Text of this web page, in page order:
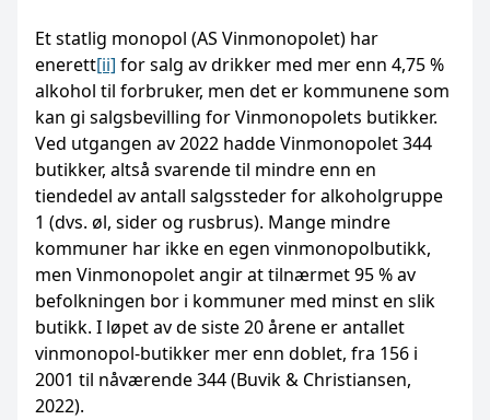
Et statlig monopol (AS Vinmonopolet) har
enerett[ii] for salg av drikker med mer enn 4,75 %
alkohol til forbruker, men det er kommunene som
kan gi salgsbevilling for Vinmonopolets butikker.
Ved utgangen av 2022 hadde Vinmonopolet 344
butikker, altså svarende til mindre enn en
tiendedel av antall salgssteder for alkoholgruppe
1 (dvs. øl, sider og rusbrus). Mange mindre
kommuner har ikke en egen vinmonopolbutikk,
men Vinmonopolet angir at tilnærmet 95 % av
befolkningen bor i kommuner med minst en slik
butikk. I løpet av de siste 20 årene er antallet
vinmonopol-butikker mer enn doblet, fra 156 i
2001 til nåværende 344 (Buvik & Christiansen,
2022).